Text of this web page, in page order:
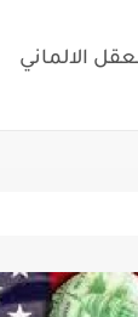
الالماني